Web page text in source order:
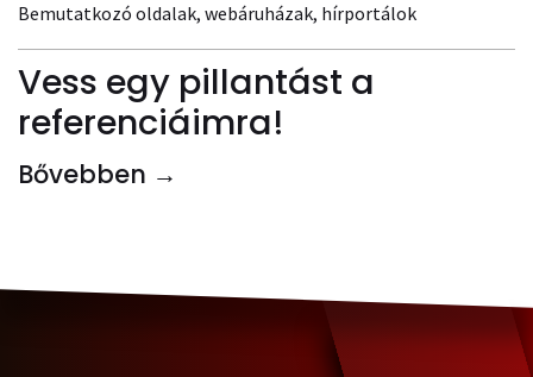
Bemutatkozó oldalak, webáruházak, hírportálok
Vess egy pillantást a
referenciáimra!
Bővebben →